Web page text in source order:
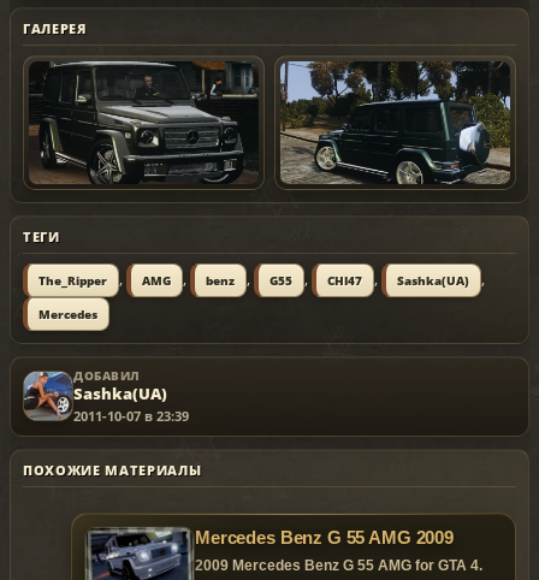
ГАЛЕРЕЯ
ТЕГИ
The_Ripper , AMG , benz , G55 , CHI47 , Sashka(UA) ,
Mercedes
ДОБАВИЛ
Sashka(UA)
2011-10-07 в 23:39
ПОХОЖИЕ МАТЕРИАЛЫ
Mercedes Benz G 55 AMG 2009
2009 Mercedes Benz G 55 AMG for GTA 4.